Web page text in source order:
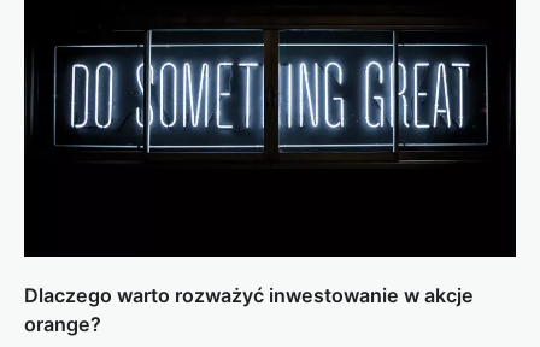
Dlaczego warto rozważyć inwestowanie w akcje
orange?